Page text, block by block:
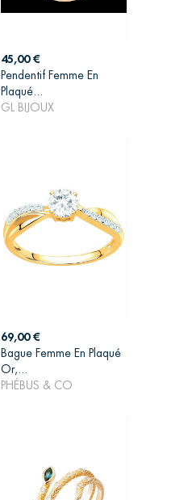
Prix
45,00 €
Pendentif Femme En
Plaqué...
GL BIJOUX
AJOUTER AU
Prix
69,00 €
Bague Femme En Plaqué
Or,...
PHÉBUS & CO
AJOUTER AU